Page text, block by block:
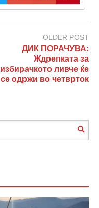
OLDER POST
ДИК ПОРАЧУВА:
Ждрепката за
избирачкото ливче ќе
се одржи во четврток